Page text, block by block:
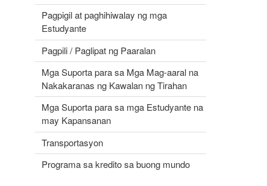
Pagpigil at paghihiwalay ng mga
Estudyante
Pagpili / Paglipat ng Paaralan
Mga Suporta para sa Mga Mag-aaral na
Nakakaranas ng Kawalan ng Tirahan
Mga Suporta para sa mga Estudyante na
may Kapansanan
Transportasyon
Programa sa kredito sa buong mundo